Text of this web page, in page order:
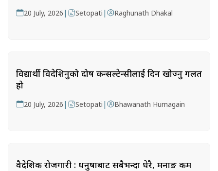
20 July, 2026 | Setopati | Raghunath Dhakal
विद्यार्थी विदेशिनुको दोष कन्सल्टेन्सीलाई दिन खोज्नु गलत
हो
20 July, 2026 | Setopati | Bhawanath Humagain
वैदेशिक रोजगारी : धनुषाबाट सबैभन्दा धेरै, मनाङ कम